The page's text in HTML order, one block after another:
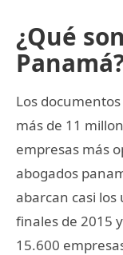
¿Qué
Los
más de 11
empresas más
abogados
abarcan casi los
finales de 2015
15.600